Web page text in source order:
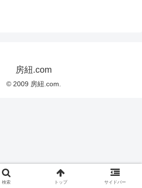
房紐.com
© 2009 房紐.com.
検索 トップ サイドバー